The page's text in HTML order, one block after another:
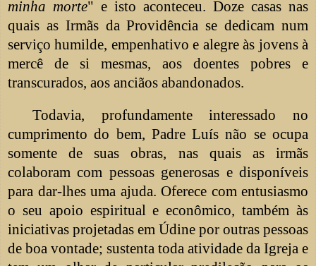
minha morte" e isto aconteceu. Doze casas nas
quais as Irmãs da Providência se dedicam num
serviço humilde, empenhativo e alegre às jovens à
mercê de si mesmas, aos doentes pobres e
transcurados, aos anciãos abandonados.
Todavia, profundamente interessado no
cumprimento do bem, Padre Luís não se ocupa
somente de suas obras, nas quais as irmãs
colaboram com pessoas generosas e disponíveis
para dar-lhes uma ajuda. Oferece com entusiasmo
o seu apoio espiritual e econômico, também às
iniciativas projetadas em Údine por outras pessoas
de boa vontade; sustenta toda atividade da Igreja e